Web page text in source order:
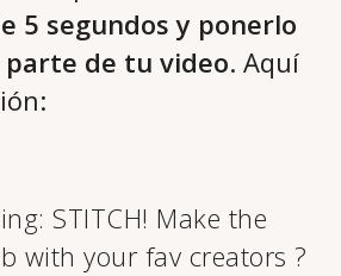
5 segundos y ponerlo
de tu video. Aquí
STITCH! Make the
with your fav creators ?